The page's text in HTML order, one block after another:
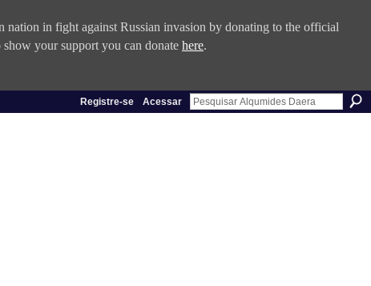
in fight against Russian invasion by donating to the official
your support you can donate here.
Registre-se Acessar